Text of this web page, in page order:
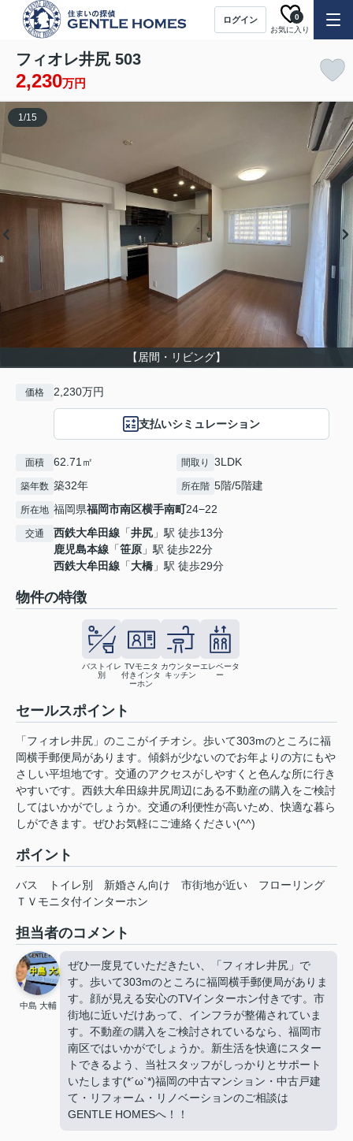
ログイン
お気に入り
0
フィオレ井尻 503
2,230万円
【居間・リビング】
1/15
価格 2,230万円
支払いシミュレーション
面積 62.71㎡ 間取り 3LDK
築年数 築32年 所在階 5階/5階建
所在地 福岡県福岡市南区横手南町24−22
交通 西鉄大牟田線 「井尻 」駅 徒歩13分
鹿児島本線 「笹原 」駅 徒歩22分
西鉄大牟田線 「大橋 」駅 徒歩29分
物件の特徴
バストイレ
別
TVモニタ
付きインタ
ーホン
カウンター
キッチン
エレベータ
ー
セールスポイント
「フィオレ井尻」のここがイチオシ。歩いて303mのところに福
岡横手郵便局があります。傾斜が少ないのでお年よりの方にもや
さしい平坦地です。交通のアクセスがしやすくと色んな所に行き
やすいです。西鉄大牟田線井尻周辺にある不動産の購入をご検討
してはいかがでしょうか。交通の利便性が高いため、快適な暮ら
しができます。ぜひお気軽にご連絡ください(^^)
ポイント
バス トイレ別 新婚さん向け 市街地が近い
フローリング
ＴＶモニタ付インターホン
担当者のコメント
中島 大輔
ぜひ一度見ていただきたい、「フィオレ井尻」で
す。歩いて303mのところに福岡横手郵便局がありま
す。顔が見える安心のTVインターホン付きです。市
街地に近いだけあって、インフラが整備されていま
す。不動産の購入をご検討されているなら、福岡市
南区ではいかがでしょうか。新生活を快適にスター
トできるよう、当社スタッフがしっかりとサポート
いたします(*´ω`*)福岡の中古マンション・中古戸建
て・リフォーム・リノベーションのご相談は
GENTLE HOMESへ！！